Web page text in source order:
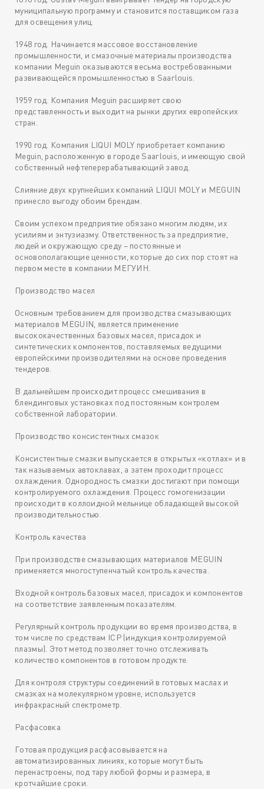
муниципальную программу и становится поставщиком газа
для освещения улиц.
1948 год. Начинается массовое восстановление
промышленности, и смазочные материалы производства
компании Meguin оказываются весьма востребованными
развивающейся промышленностью в Saarlouis.
1959 год. Компания Meguin расширяет свою
представленность и выходит на рынки других европейских
стран.
1990 год. Компания LIQUI MOLY приобретает компанию
Meguin, расположенную в городе Saarlouis, и имеющую свой
собственный нефтеперерабатывающий завод.
Слияние двух крупнейших компаний LIQUI MOLY и MEGUIN
принесло выгоду обоим брендам.
Своим успехом предприятие обязано многим людям, их
усилиям и энтузиазму. Ответственность за предприятие,
людей и окружающую среду – постоянные и
основополагающие ценности, которые до сих пор стоят на
первом месте в компании МЕГУИН.
Производство масел
Основным требованием для производства смазывающих
материалов MEGUIN, является применение
высококачественных базовых масел, присадок и
синтетических компонентов, поставляемых ведущими
европейскими производителями на основе проведения
тендеров.
В дальнейшем происходит процесс смешивания в
блендинговых установках под постоянным контролем
собственной лаборатории.
Производство консистентных смазок
Консистентные смазки выпускается в открытых «котлах» и в
так называемых автоклавах, а затем проходит процесс
охлаждения. Однородность смазки достигают при помощи
контролируемого охлаждения. Процесс гомогенизации
происходит в коллоидной мельнице обладающей высокой
производительностью.
Контроль качества
При производстве смазывающих материалов MEGUIN
применяется многоступенчатый контроль качества.
Входной контроль базовых масел, присадок и компонентов
на соответствие заявленным показателям.
Регулярный контроль продукции во время производства, в
том числе по средствам ICP (индукция контролируемой
плазмы). Этот метод позволяет точно отслеживать
количество компонентов в готовом продукте.
Для контроля структуры соединений в готовых маслах и
смазках на молекулярном уровне, используется
инфракрасный спектрометр.
Расфасовка
Готовая продукция расфасовывается на
автоматизированных линиях, которые могут быть
перенастроены, под тару любой формы и размера, в
кротчайшие сроки.